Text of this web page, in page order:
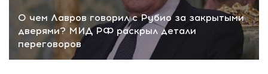
О чем Лавров говорил с Рубио за закрытыми
дверями? МИД РФ раскрыл детали
переговоров